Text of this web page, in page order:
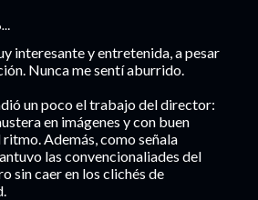
interesante y entretenida, a pesar
Nunca me sentí aburrido.
un poco el trabajo del director:
en imágenes y con buen
Además, como señala
las convencionaliades del
sin caer en los clichés de